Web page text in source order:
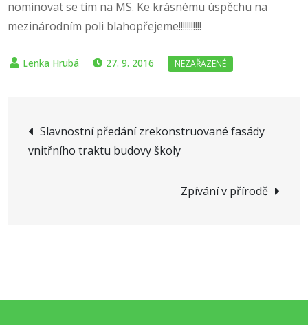
nominovat se tím na MS. Ke krásnému úspěchu na
mezinárodním poli blahopřejeme!!!!!!!!!!!
27. 9. 2016
Navigace
pro
Slavnostní předání zrekonstruované fasády
vnitřního traktu budovy školy
Zpívání v přírodě